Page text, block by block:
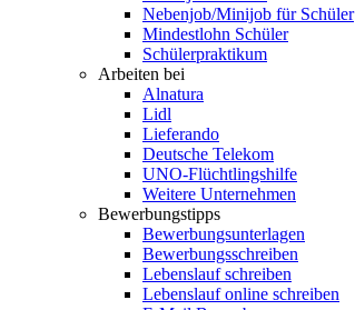
Nebenjob/Minijob für Schüler
Mindestlohn Schüler
Schülerpraktikum
Arbeiten bei
Alnatura
Lidl
Lieferando
Deutsche Telekom
UNO-Flüchtlingshilfe
Weitere Unternehmen
Bewerbungstipps
Bewerbungsunterlagen
Bewerbungsschreiben
Lebenslauf schreiben
Lebenslauf online schreiben